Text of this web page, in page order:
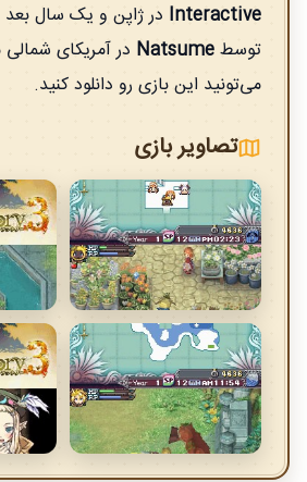
Interactive
توسطNatsume در آمریکای
می‌تونید این بازی رو دانلود کنید.
تصاویر بازی